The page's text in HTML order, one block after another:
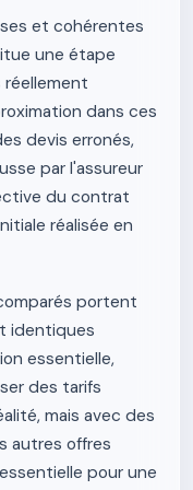
et cohérentes
une étape
dans ces
devis erronés,
par l'assureur
du contrat
réalisée en
portent
identiques
essentielle,
des tarifs
mais avec des
autres offres
pour une